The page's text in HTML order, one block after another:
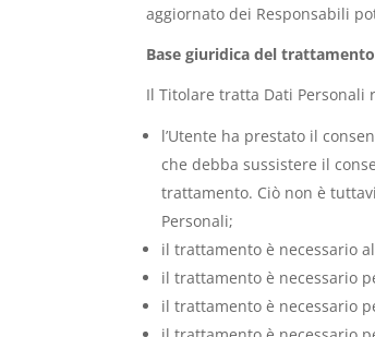
aggiornato dei Responsabili
Base giuridica del trattamento
Il Titolare tratta Dati Personali
l’Utente ha prestato il
che debba sussistere il
trattamento. Ciò non è
Personali;
il trattamento è necessario
il trattamento è necessario
il trattamento è necessario